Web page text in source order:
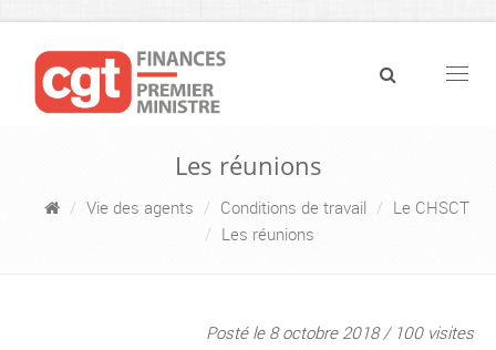
Les réunions
Vie des agents Conditions de travail
Le CHSCT
Les réunions
Posté le 8 octobre 2018 / 100 visites